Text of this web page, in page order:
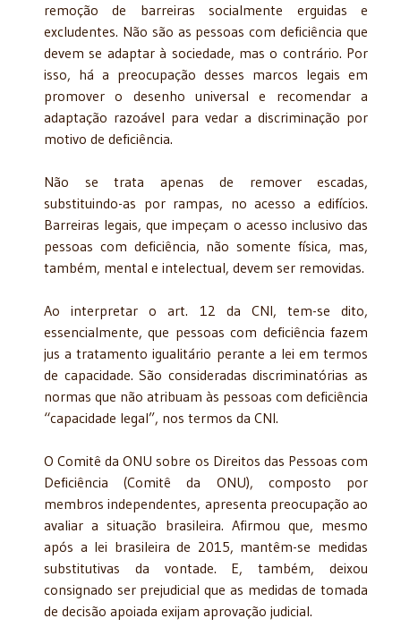
remoção de barreiras socialmente erguidas e
excludentes. Não são as pessoas com deficiência que
devem se adaptar à sociedade, mas o contrário. Por
isso, há a preocupação desses marcos legais em
promover o desenho universal e recomendar a
adaptação razoável para vedar a discriminação por
motivo de deficiência.
Não se trata apenas de remover escadas,
substituindo-as por rampas, no acesso a edifícios.
Barreiras legais, que impeçam o acesso inclusivo das
pessoas com deficiência, não somente física, mas,
também, mental e intelectual, devem ser removidas.
Ao interpretar o art. 12 da CNI, tem-se dito,
essencialmente, que pessoas com deficiência fazem
jus a tratamento igualitário perante a lei em termos
de capacidade. São consideradas discriminatórias as
normas que não atribuam às pessoas com deficiência
“capacidade legal”, nos termos da CNI.
O Comitê da ONU sobre os Direitos das Pessoas com
Deficiência (Comitê da ONU), composto por
membros independentes, apresenta preocupação ao
avaliar a situação brasileira. Afirmou que, mesmo
após a lei brasileira de 2015, mantêm-se medidas
substitutivas da vontade. E, também, deixou
consignado ser prejudicial que as medidas de tomada
de decisão apoiada exijam aprovação judicial.